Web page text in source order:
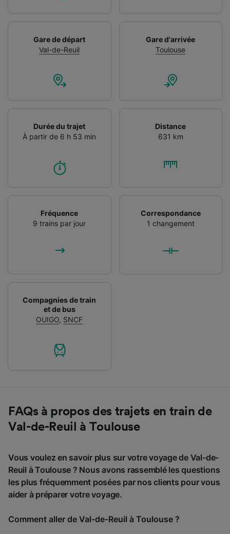
Gare de départ
Val-de-Reuil
Gare d'arrivée
Toulouse
Durée du trajet
À partir de 6 h 53 min
Distance
631 km
Fréquence
9 trains par jour
Correspondance
1 changement
Compagnies de train
et de bus
OUIGO, SNCF
FAQs à propos des trajets en train de
Val-de-Reuil à Toulouse
Vous voulez en savoir plus sur votre voyage de Val-de-
Reuil à Toulouse ? Nous avons rassemblé les questions
les plus fréquemment posées par nos clients pour vous
aider à préparer votre voyage.
Comment aller de Val-de-Reuil à Toulouse ?